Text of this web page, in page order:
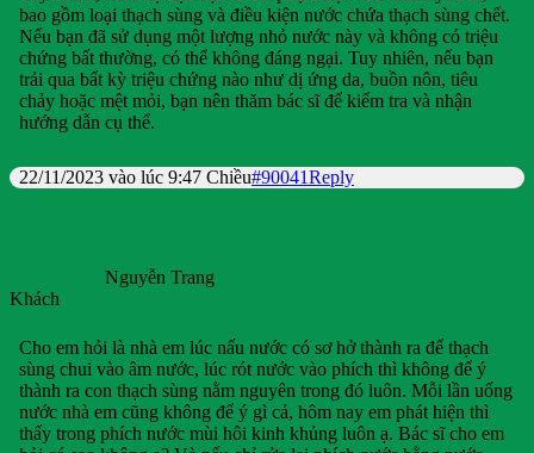
bao gồm loại thạch sùng và điều kiện nước chứa thạch sùng chết.
Nếu bạn đã sử dụng một lượng nhỏ nước này và không có triệu
chứng bất thường, có thể không đáng ngại. Tuy nhiên, nếu bạn
trải qua bất kỳ triệu chứng nào như dị ứng da, buồn nôn, tiêu
chảy hoặc mệt mỏi, bạn nên thăm bác sĩ để kiểm tra và nhận
hướng dẫn cụ thể.
22/11/2023 vào lúc 9:47 Chiều#90041Reply
Nguyễn Trang
Khách
Cho em hỏi là nhà em lúc nấu nước có sơ hở thành ra để thạch
sùng chui vào âm nước, lúc rót nước vào phích thì không để ý
thành ra con thạch sùng nằm nguyên trong đó luôn. Mỗi lần uống
nước nhà em cũng không để ý gì cả, hôm nay em phát hiện thì
thấy trong phích nước mùi hôi kinh khủng luôn ạ. Bác sĩ cho em